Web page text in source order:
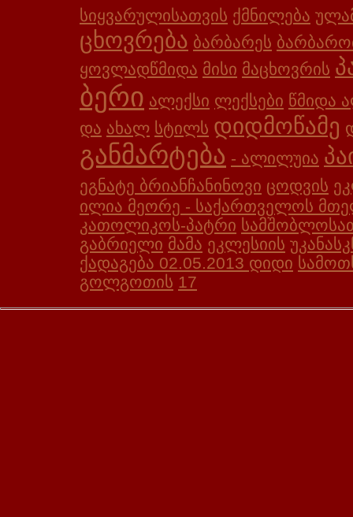
სიყვარულისათვის ქმნილება
ცხოვრება ბარბარეს
ყოვლადწმიდა მისი მაცხოვრის
ბერი ალექსი ლექსები წმიდა
და ახალ სტილს დიდმოწამე
განმარტება - ალილუია
ეგნატე ბრიანჩანინოვი ცოდვის
ილია მეორე - საქართველოს
კათოლიკოს-პატრი
გაბრიელი მამა ეკლესიის
ქადაგება 02.05.2013 დიდი
გოლგოთის 17